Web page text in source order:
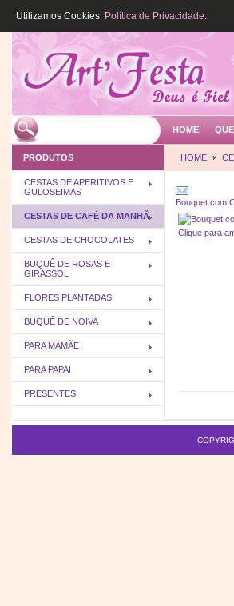
HOME
HOME
Bouquet com
Clique para
PRODUTOS
CESTAS DE APERITIVOS E
GULOSEIMAS
CESTAS DE CAFÉ DA MANHÃ
CESTAS DE CHOCOLATES
BUQUÊ DE ROSAS E
GIRASSOL
FLORES PLANTADAS
BUQUÊ DE NOIVA
PARA MAMÃE
PARA PAPAI
PRESENTES
Utilizamos Cookies. Política de Privacidade.